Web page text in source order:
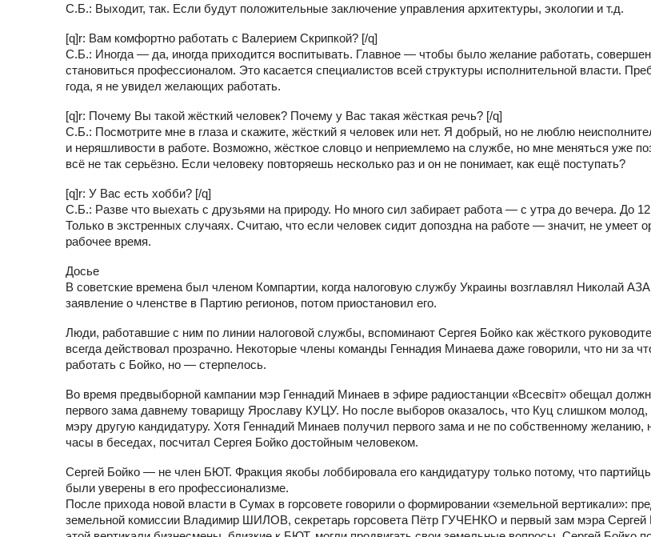
С.Б.: Выходит, так. Если будут положительные заключение управления архитектуры, экологии и т.д.
[q]r: Вам комфортно работать с Валерием Скрипкой? [/q]
С.Б.: Иногда — да, иногда приходится воспитывать. Главное — чтобы было желание работать,
становиться профессионалом. Это касается специалистов всей структуры исполнительной власти.
года, я не увидел желающих работать.
[q]r: Почему Вы такой жёсткий человек? Почему у Вас такая жёсткая речь? [/q]
С.Б.: Посмотрите мне в глаза и скажите, жёсткий я человек или нет. Я добрый, но не люблю
и неряшливости в работе. Возможно, жёсткое словцо и неприемлемо на службе, но мне меняться уже
всё не так серьёзно. Если человеку повторяешь несколько раз и он не понимает, как ещё поступать?
[q]r: У Вас есть хобби? [/q]
С.Б.: Разве что выехать с друзьями на природу. Но много сил забирает работа — с утра до вечера. До
Только в экстренных случаях. Считаю, что если человек сидит допоздна на работе — значит, не умеет
рабочее время.
Досье
В советские времена был членом Компартии, когда налоговую службу Украины возглавлял Николай
заявление о членстве в Партию регионов, потом приостановил его.
Люди, работавшие с ним по линии налоговой службы, вспоминают Сергея Бойко как жёсткого
всегда действовал прозрачно. Некоторые члены команды Геннадия Минаева даже говорили, что ни за
работать с Бойко, но — стерпелось.
Во время предвыборной кампании мэр Геннадий Минаев в эфире радиостанции «Всесвіт» обещал
первого зама давнему товарищу Ярославу КУЦУ. Но после выборов оказалось, что Куц слишком
мэру другую кандидатуру. Хотя Геннадий Минаев получил первого зама и не по собственному желанию,
часы в беседах, посчитал Сергея Бойко достойным человеком.
Сергей Бойко — не член БЮТ. Фракция якобы лоббировала его кандидатуру только потому, что
были уверены в его профессионализме.
После прихода новой власти в Сумах в горсовете говорили о формировании «земельной вертикали»:
земельной комиссии Владимир ШИЛОВ, секретарь горсовета Пётр ГУЧЕНКО и первый зам мэра